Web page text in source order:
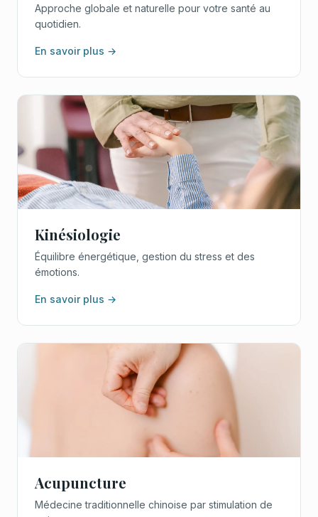
Approche globale et naturelle pour votre santé au
quotidien.
En savoir plus →
Kinésiologie
Équilibre énergétique, gestion du stress et des
émotions.
En savoir plus →
Acupuncture
Médecine traditionnelle chinoise par stimulation de